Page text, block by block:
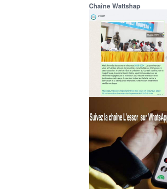
Chaîne Wattshap